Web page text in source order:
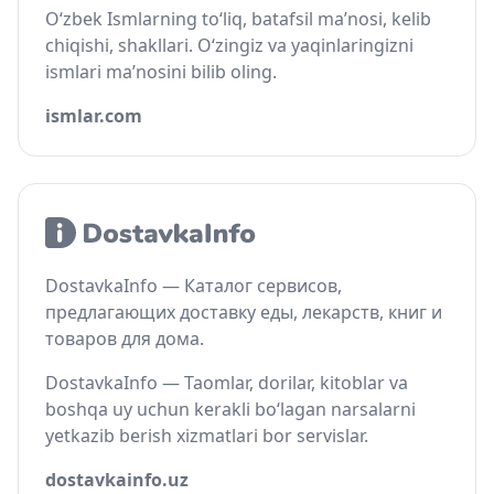
O‘zbek Ismlarning to‘liq, batafsil ma’nosi, kelib
chiqishi, shakllari. O‘zingiz va yaqinlaringizni
ismlari ma’nosini bilib oling.
ismlar.com
DostavkaInfo — Каталог сервисов,
предлагающих доставку еды, лекарств, книг и
товаров для дома.
DostavkaInfo — Taomlar, dorilar, kitoblar va
boshqa uy uchun kerakli bo‘lagan narsalarni
yetkazib berish xizmatlari bor servislar.
dostavkainfo.uz